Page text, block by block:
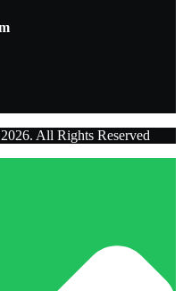
All Rights Reserved